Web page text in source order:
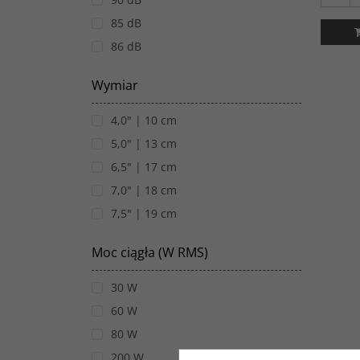
85 dB
86 dB
Wymiar
4,0" | 10 cm
5,0" | 13 cm
6,5" | 17 cm
7,0" | 18 cm
7,5" | 19 cm
Moc ciągła (W RMS)
30 W
60 W
80 W